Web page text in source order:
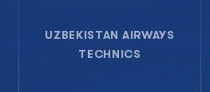
UZBEKISTAN AIRWAYS
TECHNICS